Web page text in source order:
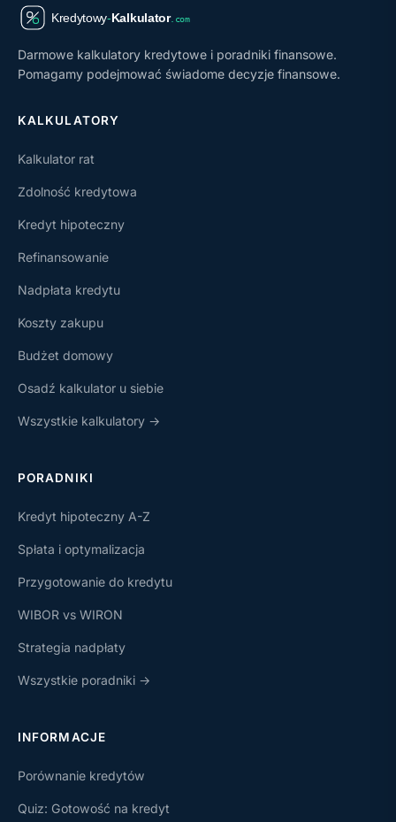
Darmowe kalkulatory kredytowe i poradniki finansowe.
Pomagamy podejmować świadome decyzje finansowe.
KALKULATORY
Kalkulator rat
Zdolność kredytowa
Kredyt hipoteczny
Refinansowanie
Nadpłata kredytu
Koszty zakupu
Budżet domowy
Osadź kalkulator u siebie
Wszystkie kalkulatory →
PORADNIKI
Kredyt hipoteczny A-Z
Spłata i optymalizacja
Przygotowanie do kredytu
WIBOR vs WIRON
Strategia nadpłaty
Wszystkie poradniki →
INFORMACJE
Porównanie kredytów
Quiz: Gotowość na kredyt